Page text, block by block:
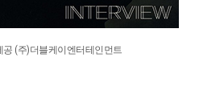
공 (주)더블케이엔터테인먼트